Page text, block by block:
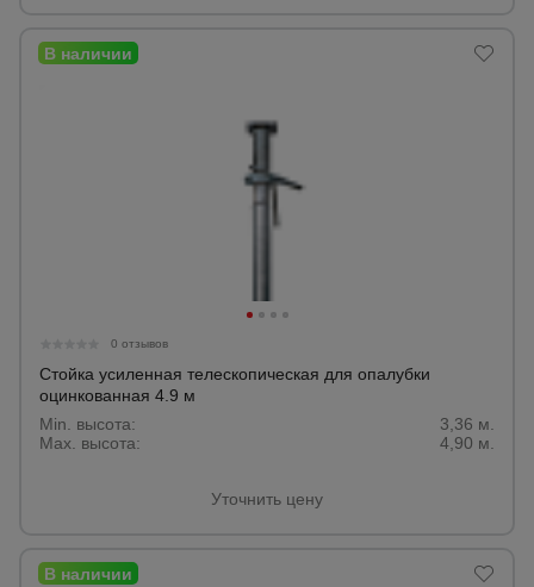
0 отзывов
Стойка усиленная телескопическая для опалубки
оцинкованная 4.9 м
Min. высота:
3,36 м.
Max. высота:
4,90 м.
Уточнить цену